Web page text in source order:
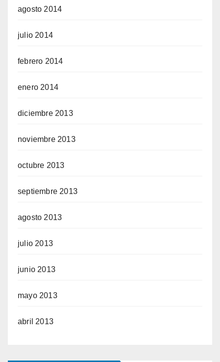
agosto 2014
julio 2014
febrero 2014
enero 2014
diciembre 2013
noviembre 2013
octubre 2013
septiembre 2013
agosto 2013
julio 2013
junio 2013
mayo 2013
abril 2013